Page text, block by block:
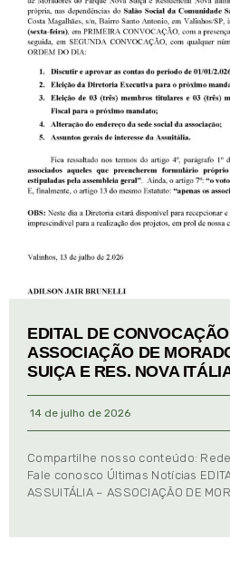
EDITAL DE
ASSOCIAÇÃO DE
SUIÇA E RES. NOVA
14 de julho de 2026
Compartilhe nosso conteúdo:
Fale conosco Últimas Notícias
ASSUITÁLIA – ASSOCIAÇÃO DE